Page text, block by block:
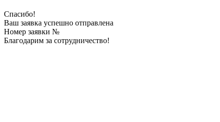
Спасибо!
Ваш заявка успешно отправлена
Номер заявки №
Благодарим за сотрудничество!